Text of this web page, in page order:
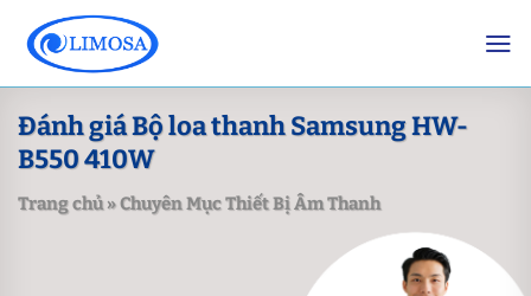
content
Đánh giá Bộ loa thanh Samsung HW-
B550 410W
Trang chủ»Chuyên Mục Thiết Bị Âm Thanh